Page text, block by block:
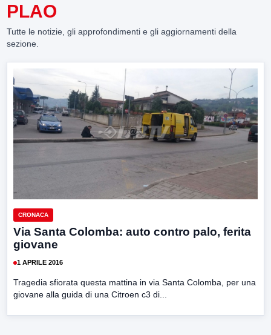
PLAO
Tutte le notizie, gli approfondimenti e gli aggiornamenti della
sezione.
CRONACA
Via Santa Colomba: auto contro palo, ferita
giovane
1 APRILE 2016
Tragedia sfiorata questa mattina in via Santa Colomba, per una
giovane alla guida di una Citroen c3 di...